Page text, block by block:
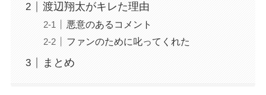
渡辺翔太がキレた理由
悪意のあるコメント
ファンのために叱ってくれた
まとめ